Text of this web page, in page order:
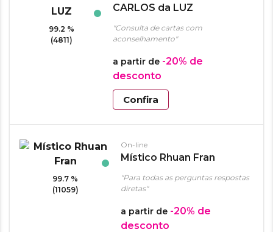
99.2 %
(4811)
CARLOS da LUZ
"Consulta de cartas com
aconselhamento"
a partir de -20% de
desconto
Confira
99.7 %
(11059)
On-line
Místico Rhuan Fran
"Para todas as perguntas respostas
diretas"
a partir de -20% de
desconto